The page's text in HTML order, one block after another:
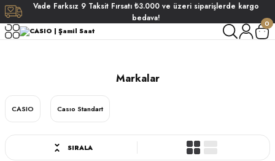
Vade Farksız 9 Taksit Fırsatı ₺3.000 ve üzeri siparişlerde kargo
bedava!
0
Markalar
CASIO Casıo Standart
SIRALA